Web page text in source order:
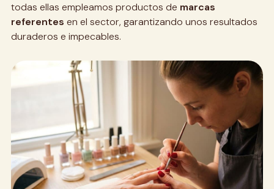
todas ellas empleamos productos de marcas
referentes en el sector, garantizando unos resultados
duraderos e impecables.